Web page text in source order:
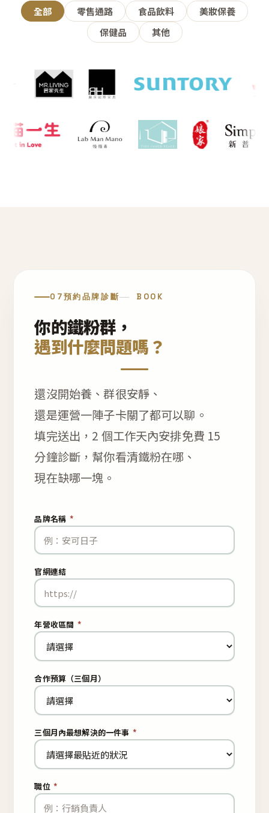
全部 零售通路 食品飲料
美妝保養
保健品
其他
07預約品牌診斷 BOOK
你的鐵粉群，
遇到什麼問題嗎？
還沒開始養、群很安靜、
還是運營一陣子卡關了都可以聊。
填完送出，2 個工作天內安排免費 15
分鐘診斷，幫你看清鐵粉在哪、
現在缺哪一塊。
品牌名稱 *
官網連結
年營收區間 *
合作預算（三個月）
三個月內最想解決的一件事 *
職位 *